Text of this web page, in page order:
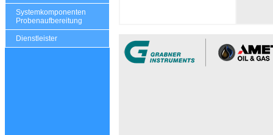
Systemkomponenten
Probenaufbereitung
Dienstleister